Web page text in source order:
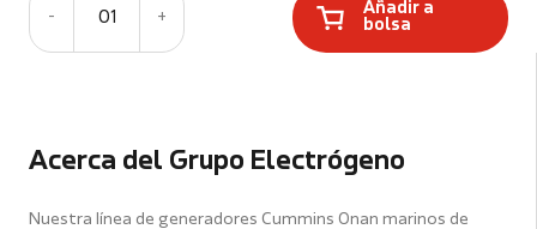
Acerca del Grupo Electrógeno
Nuestra línea de generadores Cummins Onan marinos de
- 01 +
Añadir a
bolsa